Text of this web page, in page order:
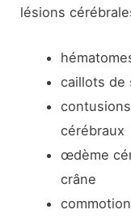
lésions
caillots de
cérébraux
œdème
crâne